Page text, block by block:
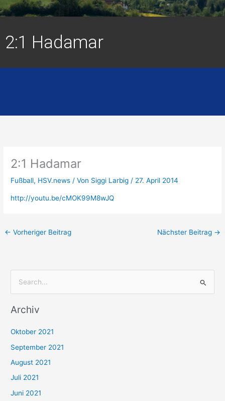
2:1 Hadamar
2:1 Hadamar
Fußball, HSV.news / Von Siggi Larbig/ 27. April 2014
http://youtu.be/cMOK99M8wJQ
← Vorheriger Beitrag Nächster Beitrag →
c
n
n
a
c
Archiv
Oktober 2021
September 2021
August 2021
Juli 2021
Juni 2021